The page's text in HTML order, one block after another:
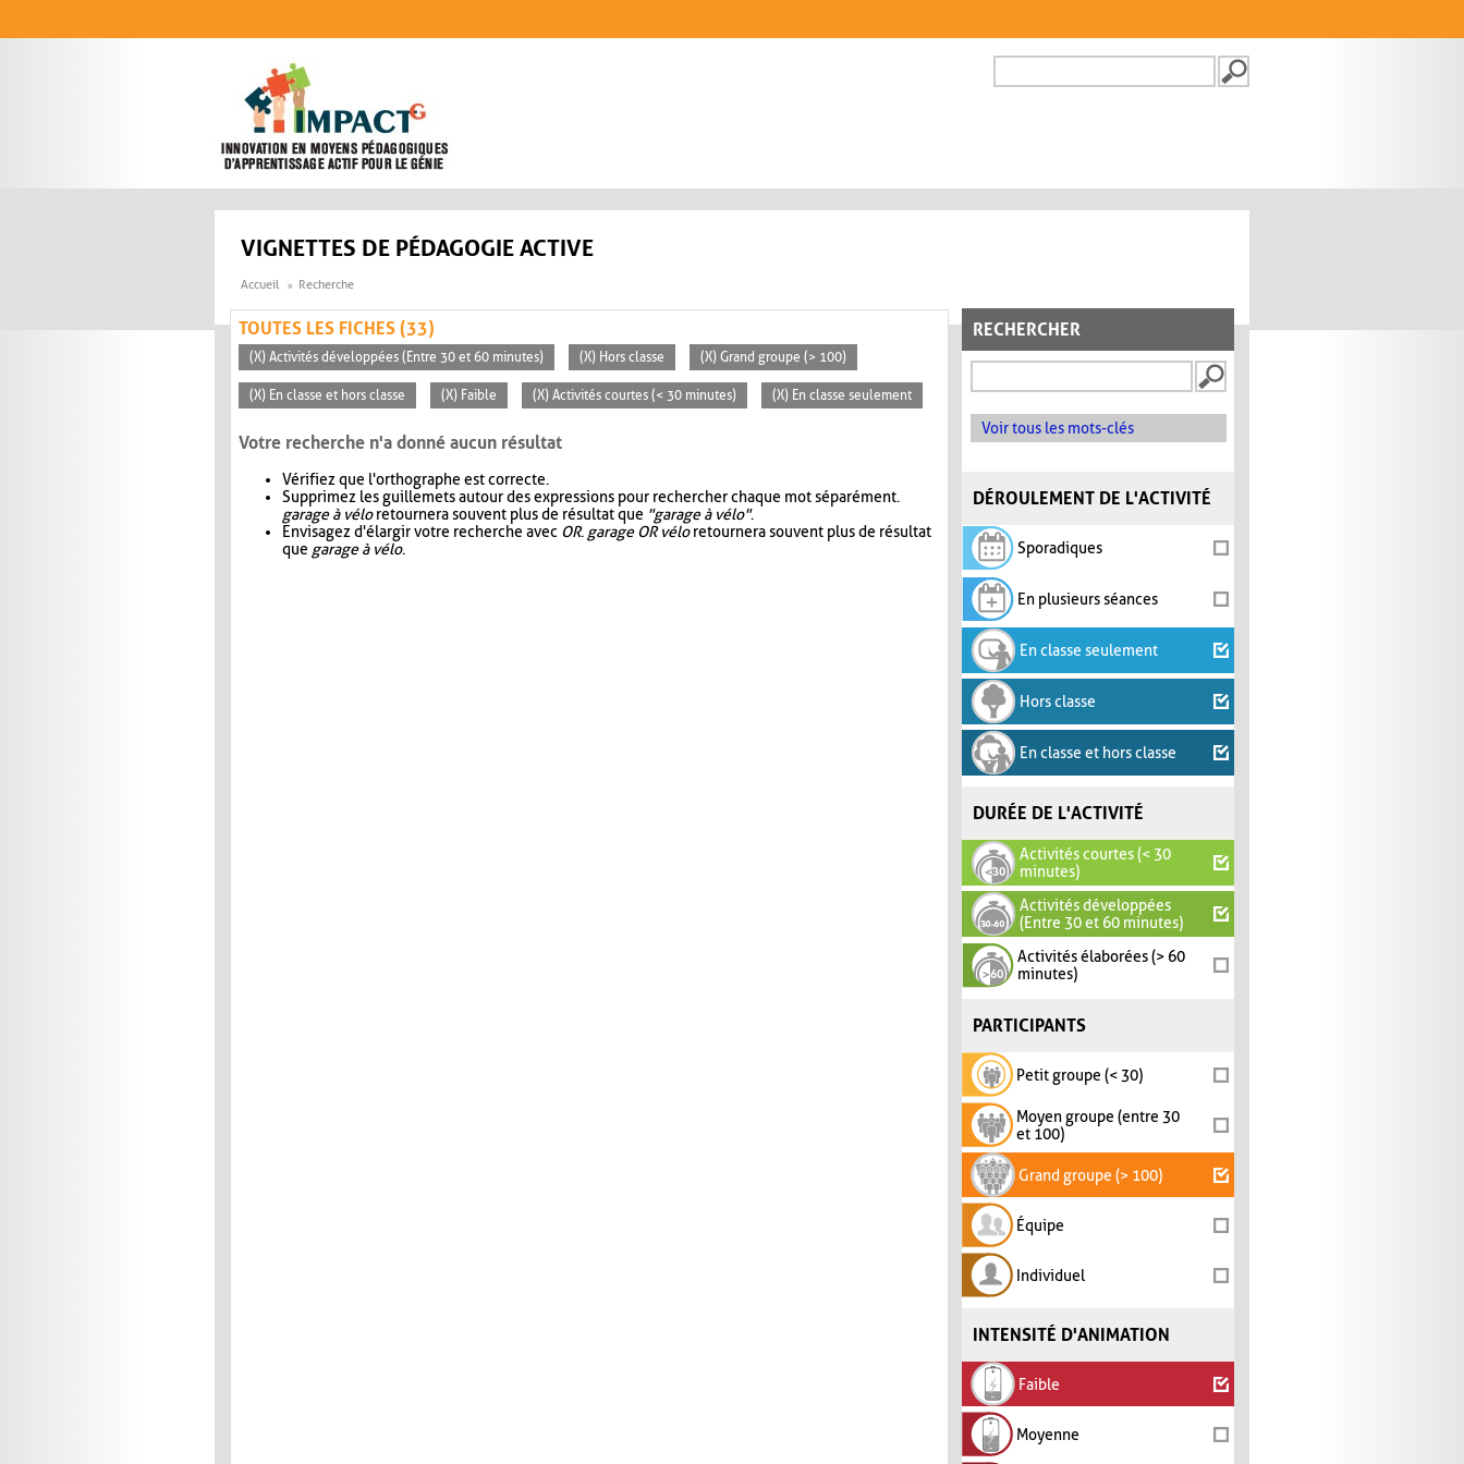
FORMULAIRE DE
VIGNETTES DE PÉDAGOGIE ACTIVE
Accueil Recherche
RECHERCHER
Voir tous les mots-clés
DÉROULEMENT DE L'ACTIVITÉ
Sporadiques
En plusieurs séances
En classe seulement
Hors classe
En classe et hors classe
DURÉE DE L'ACTIVITÉ
Activités courtes (< 30
minutes)
Activités développées
(Entre 30 et 60 minutes)
Activités élaborées (> 60
minutes)
PARTICIPANTS
Petit groupe (< 30)
Moyen groupe (entre 30
et 100)
Grand groupe (> 100)
Équipe
Individuel
INTENSITÉ D'ANIMATION
Faible
Moyenne
TOUTES LES FICHES (33)
(X) Activités développées (Entre 30 et 60 minutes) (X) Hors classe (X) Grand groupe (> 100)
(X) En classe et hors classe (X) Faible (X) Activités courtes (< 30 minutes) (X) En classe seulement
Votre recherche n'a donné aucun résultat
Vérifiez que l'orthographe est correcte.
Supprimez les guillemets autour des expressions pour rechercher chaque mot séparément.
garage à véloretournera souvent plus de résultat que "garage à vélo".
Envisagez d'élargir votre recherche avec OR. garage OR véloretournera souvent plus de résultat
que garage à vélo.